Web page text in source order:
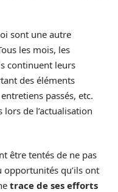
sont une autre
les mois, les
continuent leurs
des éléments
passés, etc.
de l’actualisation
être tentés de ne pas
opportunités qu’ils ont
trace de ses efforts